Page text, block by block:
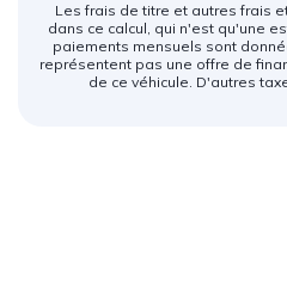
Les frais de titre et autres frais
dans ce calcul, qui n'est qu'une
paiements mensuels sont
représentent pas une offre de
de ce véhicule. D'autres